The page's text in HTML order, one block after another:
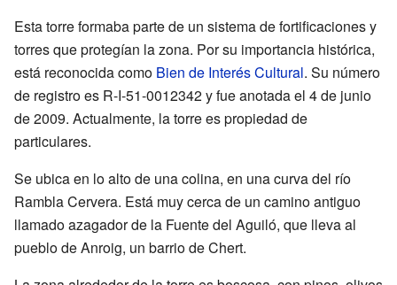
Esta torre formaba parte de un sistema de fortificaciones y
torres que protegían la zona. Por su importancia histórica,
está reconocida como Bien de Interés Cultural. Su número
de registro es R-I-51-0012342 y fue anotada el 4 de junio
de 2009. Actualmente, la torre es propiedad de
particulares.
Se ubica en lo alto de una colina, en una curva del río
Rambla Cervera. Está muy cerca de un camino antiguo
llamado azagador de la Fuente del Aguiló, que lleva al
pueblo de Anroig, un barrio de Chert.